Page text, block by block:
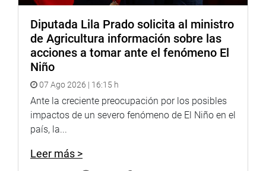
Diputada Lila Prado solicita al ministro
de Agricultura información sobre las
acciones a tomar ante el fenómeno El
Niño
07 Ago 2026 | 16:15 h
Ante la creciente preocupación por los posibles
impactos de un severo fenómeno de El Niño en el
país, la...
Leer más >